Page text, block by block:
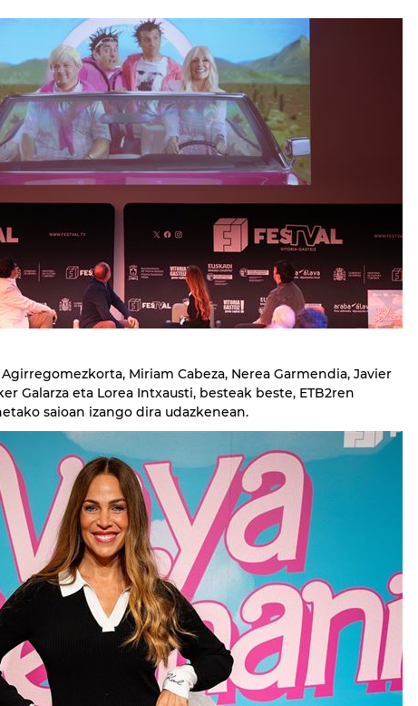
Miriam Cabeza, Nerea Garmendia, Javier
Galarza eta Lorea Intxausti, besteak beste, ETB2ren
saioan izango dira udazkenean.